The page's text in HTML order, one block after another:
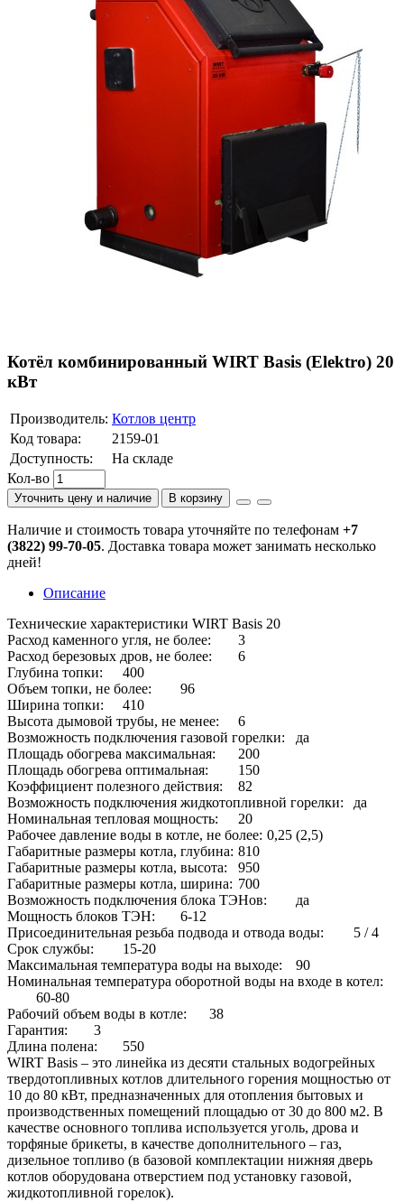
Котёл комбинированный WIRT Basis (Elektro) 20
кВт
Производитель: Котлов центр
Код товара:
2159-01
Доступность:
На складе
Кол-во
В корзину
Уточнить цену и наличие
Наличие и стоимость товара уточняйте по телефонам +7
(3822) 99-70-05. Доставка товара может занимать несколько
дней!
Описание
Технические характеристики WIRT Basis 20
Расход каменного угля, не более:
3
Расход березовых дров, не более:
6
Глубина топки:
400
Объем топки, не более:
96
Ширина топки:
410
Высота дымовой трубы, не менее:
6
Возможность подключения газовой горелки:
да
Площадь обогрева максимальная:
200
Площадь обогрева оптимальная:
150
Коэффициент полезного действия:
82
Возможность подключения жидкотопливной горелки:
да
Номинальная тепловая мощность:
20
Рабочее давление воды в котле, не более: 0,25 (2,5)
Габаритные размеры котла, глубина: 810
Габаритные размеры котла, высота:
950
Габаритные размеры котла, ширина: 700
Возможность подключения блока ТЭНов:
да
Мощность блоков ТЭН:
6-12
Присоединительная резьба подвода и отвода воды:
5 / 4
Срок службы:
15-20
Максимальная температура воды на выходе:
90
Номинальная температура оборотной воды на входе в котел:
60-80
Рабочий объем воды в котле:
38
Гарантия:
3
Длина полена:
550
WIRT Basis – это линейка из десяти стальных водогрейных
твердотопливных котлов длительного горения мощностью от
10 до 80 кВт, предназначенных для отопления бытовых и
производственных помещений площадью от 30 до 800 м2. В
качестве основного топлива используется уголь, дрова и
торфяные брикеты, в качестве дополнительного – газ,
дизельное топливо (в базовой комплектации нижняя дверь
котлов оборудована отверстием под установку газовой,
жидкотопливной горелок).